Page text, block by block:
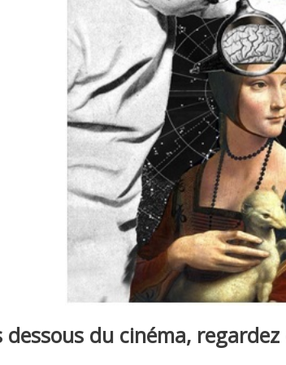
dessous du cinéma,